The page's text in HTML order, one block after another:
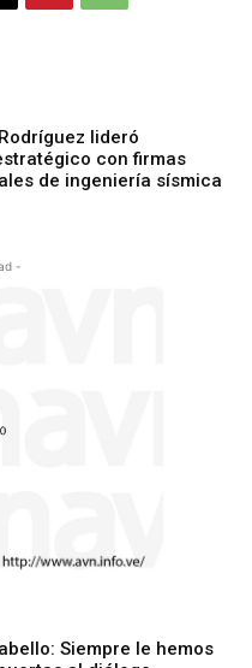
lideró
con firmas
de ingeniería sísmica
-
Siempre le hemos